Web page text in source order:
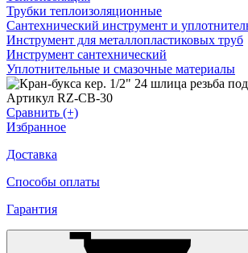
Трубки теплоизоляционные
Сантехнический инструмент и
Инструмент для металлопластиковых труб
Инструмент сантехнический
Уплотнительные и смазочные материалы
Артикул RZ-CB-30
Сравнить (+)
Избранное
Доставка
Способы оплаты
Гарантия